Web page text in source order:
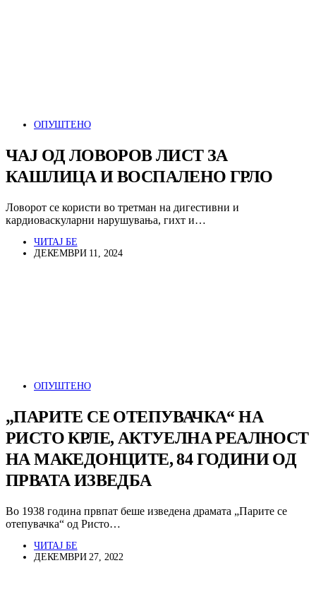
ОПУШТЕНО
ЧАЈ ОД ЛОВОРОВ ЛИСТ ЗА
КАШЛИЦА И ВОСПАЛЕНО ГРЛО
Ловорот се користи во третман на дигестивни и
кардиоваскуларни нарушувања, гихт и…
ЧИТАЈ БЕ
ДЕКЕМВРИ 11, 2024
ОПУШТЕНО
„ПАРИТЕ СЕ ОТЕПУВАЧКА“ НА
РИСТО КРЛЕ, АКТУЕЛНА РЕАЛНОСТ
НА МАКЕДОНЦИТЕ, 84 ГОДИНИ ОД
ПРВАТА ИЗВЕДБА
Во 1938 година првпат беше изведена драмата „Парите се
отепувачка“ од Ристо…
ЧИТАЈ БЕ
ДЕКЕМВРИ 27, 2022